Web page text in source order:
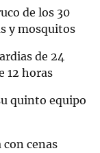
de los 30
y mosquitos
de 24
12 horas
quinto equipo
cenas